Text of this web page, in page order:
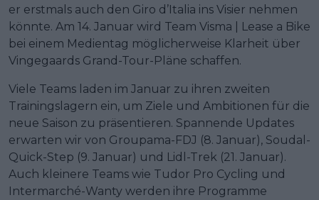
er erstmals auch den Giro d’Italia ins Visier nehmen
könnte. Am 14. Januar wird Team Visma | Lease a Bike
bei einem Medientag möglicherweise Klarheit über
Vingegaards Grand-Tour-Pläne schaffen.
Viele Teams laden im Januar zu ihren zweiten
Trainingslagern ein, um Ziele und Ambitionen für die
neue Saison zu präsentieren. Spannende Updates
erwarten wir von Groupama-FDJ (8. Januar), Soudal-
Quick-Step (9. Januar) und Lidl-Trek (21. Januar).
Auch kleinere Teams wie Tudor Pro Cycling und
Intermarché-Wanty werden ihre Programme